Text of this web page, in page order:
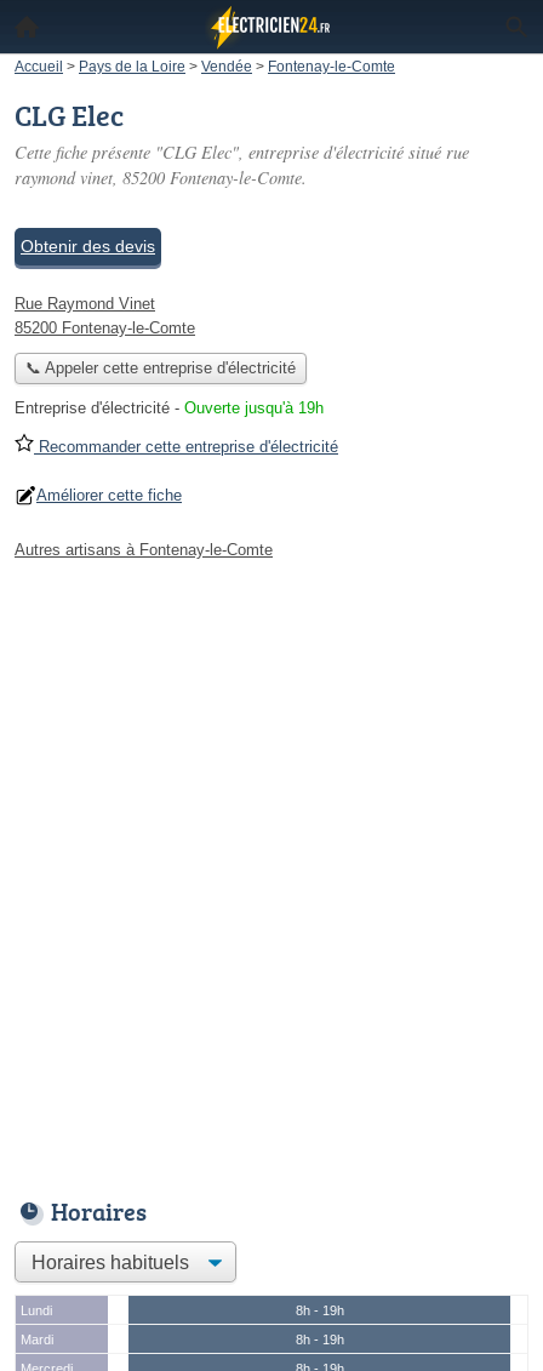
Accueil > Pays de la Loire > Vendée > Fontenay-le-Comte
CLG Elec
Cette fiche présente "CLG Elec", entreprise d'électricité situé rue
raymond vinet, 85200 Fontenay-le-Comte.
Obtenir des devis
Rue Raymond Vinet
85200 Fontenay-le-Comte
📞 Appeler cette entreprise d'électricité
Entreprise d'électricité - Ouverte jusqu'à 19h
Recommander cette entreprise d'électricité
Améliorer cette fiche
Autres artisans à Fontenay-le-Comte
Horaires
Lundi
8h - 19h
Mardi
8h - 19h
Mercredi
8h - 19h